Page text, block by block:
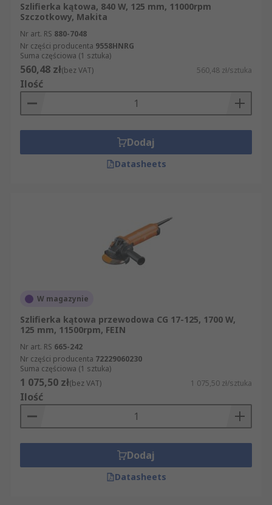
Szlifierka kątowa, 840 W, 125 mm, 11000rpm
Szczotkowy, Makita
Nr art. RS 880-7048
Nr części producenta 9558HNRG
Suma częściowa (1 sztuka)
560,48 zł(bez VAT) 560,48 zł/sztuka
Ilość
Dodaj
Datasheets
W magazynie
Szlifierka kątowa przewodowa CG 17-125, 1700 W,
125 mm, 11500rpm, FEIN
Nr art. RS 665-242
Nr części producenta 72229060230
Suma częściowa (1 sztuka)
1 075,50 zł(bez VAT) 1 075,50 zł/sztuka
Ilość
Dodaj
Datasheets